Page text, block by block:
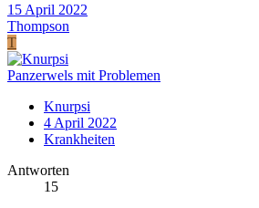
15 April 2022
Thompson
T
Panzerwels mit Problemen
Knurpsi
4 April 2022
Krankheiten
Antworten
15